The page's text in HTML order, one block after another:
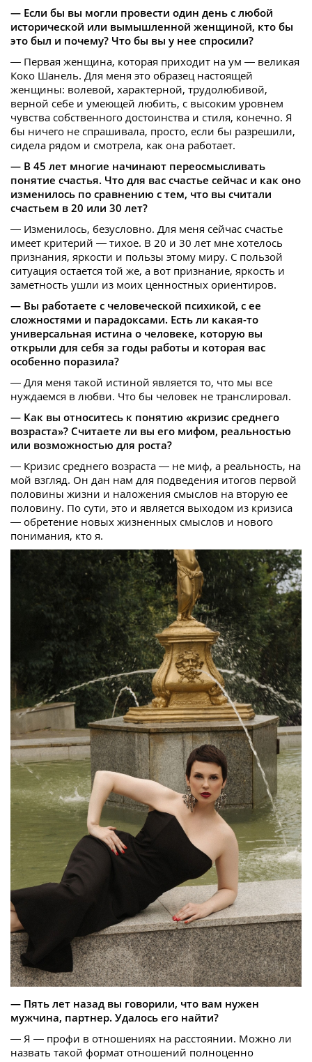
— Если бы вы могли провести один день с любой
исторической или вымышленной женщиной, кто бы
это был и почему? Что бы вы у нее спросили?
— Первая женщина, которая приходит на ум — великая
Коко Шанель. Для меня это образец настоящей
женщины: волевой, характерной, трудолюбивой,
верной себе и умеющей любить, с высоким уровнем
чувства собственного достоинства и стиля, конечно. Я
бы ничего не спрашивала, просто, если бы разрешили,
сидела рядом и смотрела, как она работает.
— В 45 лет многие начинают переосмысливать
понятие счастья. Что для вас счастье сейчас и как оно
изменилось по сравнению с тем, что вы считали
счастьем в 20 или 30 лет?
— Изменилось, безусловно. Для меня сейчас счастье
имеет критерий — тихое. В 20 и 30 лет мне хотелось
признания, яркости и пользы этому миру. С пользой
ситуация остается той же, а вот признание, яркость и
заметность ушли из моих ценностных ориентиров.
— Вы работаете с человеческой психикой, с ее
сложностями и парадоксами. Есть ли какая-то
универсальная истина о человеке, которую вы
открыли для себя за годы работы и которая вас
особенно поразила?
— Для меня такой истиной является то, что мы все
нуждаемся в любви. Что бы человек не транслировал.
— Как вы относитесь к понятию «кризис среднего
возраста»? Считаете ли вы его мифом, реальностью
или возможностью для роста?
— Кризис среднего возраста — не миф, а реальность, на
мой взгляд. Он дан нам для подведения итогов первой
половины жизни и наложения смыслов на вторую ее
половину. По сути, это и является выходом из кризиса
— обретение новых жизненных смыслов и нового
понимания, кто я.
— Пять лет назад вы говорили, что вам нужен
мужчина, партнер. Удалось его найти?
— Я — профи в отношениях на расстоянии. Можно ли
назвать такой формат отношений полноценно